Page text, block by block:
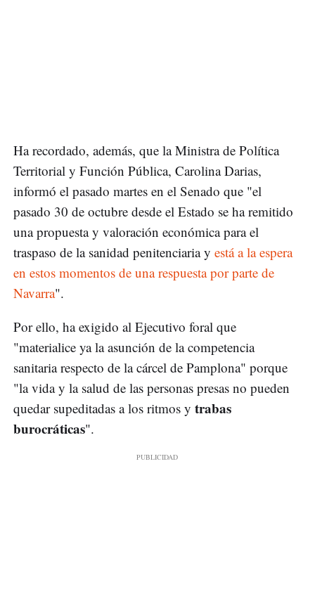
Ha recordado, además, que la Ministra de Política
Territorial y Función Pública, Carolina Darias,
informó el pasado martes en el Senado que "el
pasado 30 de octubre desde el Estado se ha remitido
una propuesta y valoración económica para el
traspaso de la sanidad penitenciaria y está a la espera
en estos momentos de una respuesta por parte de
Navarra".
Por ello, ha exigido al Ejecutivo foral que
"materialice ya la asunción de la competencia
sanitaria respecto de la cárcel de Pamplona" porque
"la vida y la salud de las personas presas no pueden
quedar supeditadas a los ritmos y trabas
burocráticas".